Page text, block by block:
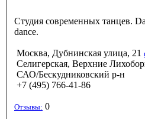
Студия современных танцев.
dance.
Москва, Дубнинская улица, 21
Селигерская, Верхние
САО/Бескудниковский р-н
+7 (495) 766-41-86
Отзывы: 0